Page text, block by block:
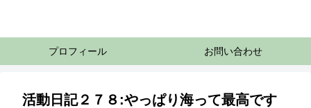
プロフィール お問い合わせ
活動日記２７８:やっぱり海って最高です